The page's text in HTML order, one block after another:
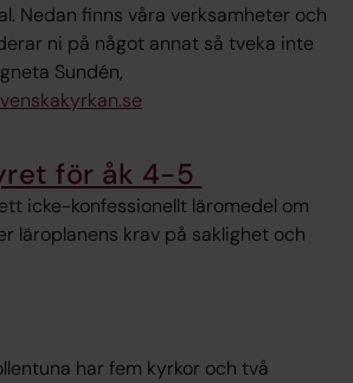
Nedan finns våra verksamheter och
ni på något annat så tveka inte
Sundén,
för åk 4-5
icke-konfessionellt läromedel om
läroplanens krav på saklighet och
har fem kyrkor och två